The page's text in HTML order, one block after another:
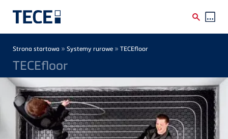
Breadcrumb
Strona startowa » Systemy rurowe » TECEfloor
TECEfloor